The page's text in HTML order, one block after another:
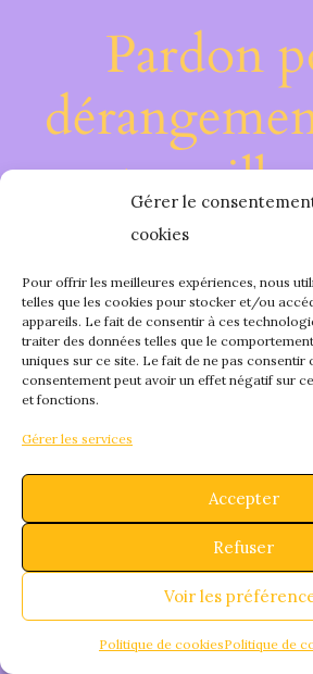
Gérer le
cookies
Pour offrir les meilleures expériences, nous
telles que les cookies pour stocker et/ou
appareils. Le fait de consentir à ces
traiter des données telles que le
uniques sur ce site. Le fait de ne pas consentir
consentement peut avoir un effet négatif sur
et fonctions.
Gérer les services
Accepter
Refuser
Voir les
Politique de cookiesPolitique de
Pardon
quelque
fantastique